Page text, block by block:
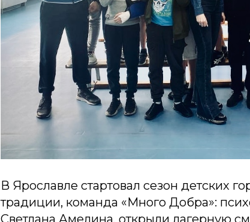
В Ярославле стартовал сезон детских
традиции, команда «Много Добра»: